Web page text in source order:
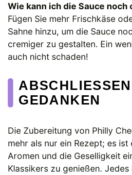
Wie kann ich die Sauce noch
Fügen Sie mehr Frischkäse
Sahne hinzu, um die Sauce
cremiger zu gestalten. Ein
auch nicht schaden!
EDANKEN
Die Zubereitung von Philly
mehr als nur ein Rezept; es ist
Aromen und die Geselligkeit
Klassikers zu genießen. Jedes